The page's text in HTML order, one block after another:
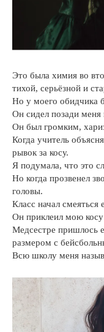
Это была химия во
тихой, серьёзной и
Но у моего обидчика
Он сидел позади меня
Он был громким,
Когда учитель
рывок за косу.
Я подумала, что это
Но когда прозвенел
головы.
Класс начал смеяться
Он приклеил мою косу
Медсестре пришлось
размером с
Всю школу меня